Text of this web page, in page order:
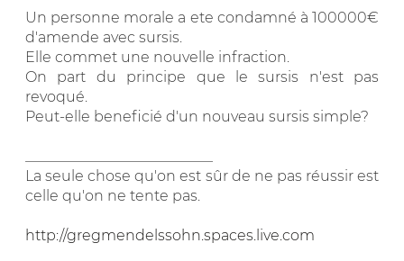
Un personne morale a ete condamné à 100000€
d'amende avec sursis.
Elle commet une nouvelle infraction.
On part du principe que le sursis n'est pas
revoqué.
Peut-elle beneficié d'un nouveau sursis simple?
La seule chose qu'on est sûr de ne pas réussir est
celle qu'on ne tente pas.
http://gregmendelssohn.spaces.live.com